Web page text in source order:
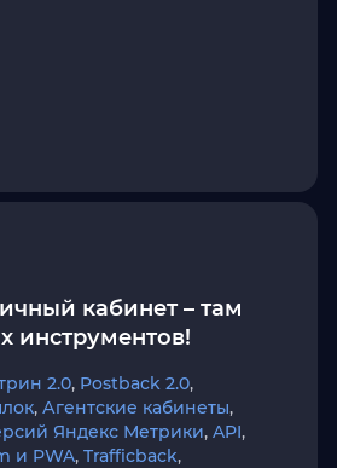
кабинет – там
инструментов!
2.0, Postback 2.0,
, Агентские кабинеты,
Яндекс Метрики, API,
и PWA, Trafficback,